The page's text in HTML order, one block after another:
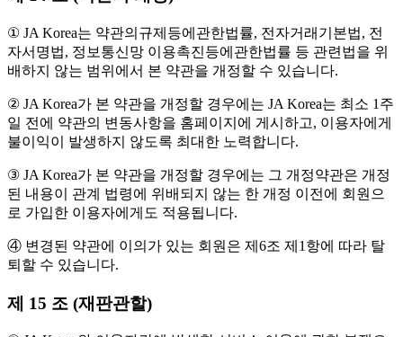
① JA Korea는 약관의규제등에관한법률, 전자거래기본법, 전
자서명법, 정보통신망 이용촉진등에관한법률 등 관련법을 위
배하지 않는 범위에서 본 약관을 개정할 수 있습니다.
② JA Korea가 본 약관을 개정할 경우에는 JA Korea는 최소 1주
일 전에 약관의 변동사항을 홈페이지에 게시하고, 이용자에게
불이익이 발생하지 않도록 최대한 노력합니다.
③ JA Korea가 본 약관을 개정할 경우에는 그 개정약관은 개정
된 내용이 관계 법령에 위배되지 않는 한 개정 이전에 회원으
로 가입한 이용자에게도 적용됩니다.
④ 변경된 약관에 이의가 있는 회원은 제6조 제1항에 따라 탈
퇴할 수 있습니다.
제 15 조 (재판관할)